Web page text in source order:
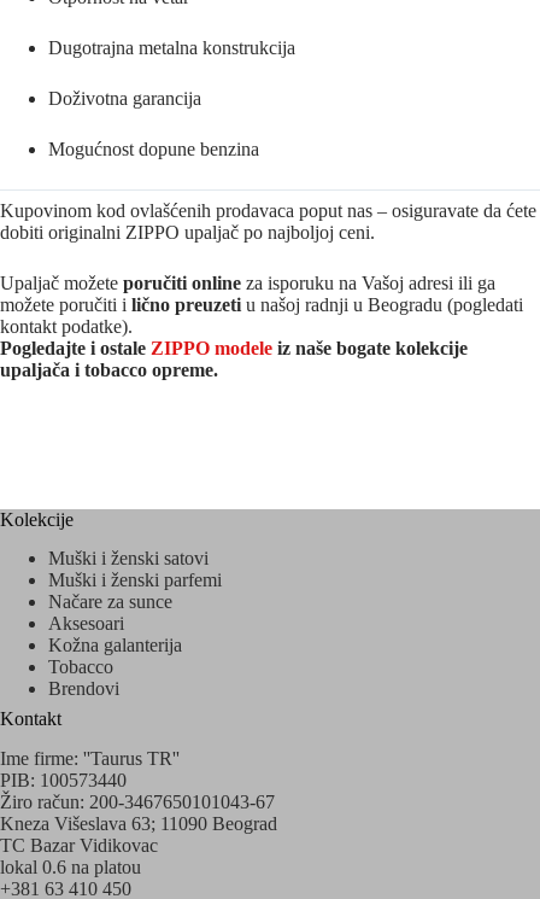
Dugotrajna metalna konstrukcija
Doživotna garancija
Mogućnost dopune benzina
Kupovinom kod ovlašćenih prodavaca poput nas – osiguravate da ćete
dobiti originalni ZIPPO upaljač po najboljoj ceni.
Upaljač možete poručiti online za isporuku na Vašoj adresi ili ga
možete poručiti i lično preuzeti u našoj radnji u Beogradu (pogledati
kontakt podatke).
Pogledajte i ostale ZIPPO modele iz naše bogate kolekcije
upaljača i tobacco opreme.
Kolekcije
Muški i ženski satovi
Muški i ženski parfemi
Načare za sunce
Aksesoari
Kožna galanterija
Tobacco
Brendovi
Kontakt
Ime firme: ''Taurus TR''
PIB: 100573440
Žiro račun: 200-3467650101043-67
Kneza Višeslava 63; 11090 Beograd
TC Bazar Vidikovac
lokal 0.6 na platou
+381 63 410 450